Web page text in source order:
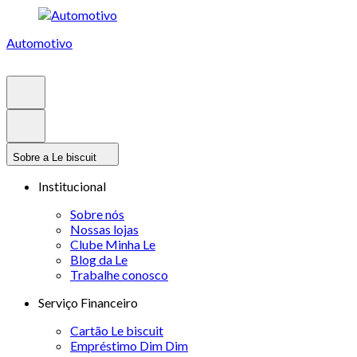
Automotivo
Sobre a Le biscuit
Institucional
Sobre nós
Nossas lojas
Clube Minha Le
Blog da Le
Trabalhe conosco
Serviço Financeiro
Cartão Le biscuit
Empréstimo Dim Dim